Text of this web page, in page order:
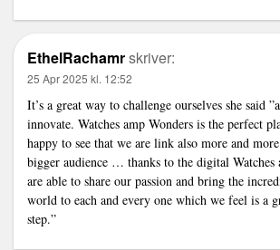
EthelRachamrskriver:
25 Apr 2025 kl. 12:52
It’s a great way to challenge ourselves she said
innovate. Watches amp Wonders is the perfect
happy to see that we are link also more and
bigger audience … thanks to the digital Watches
are able to share our passion and bring the
world to each and every one which we feel is a
step.”